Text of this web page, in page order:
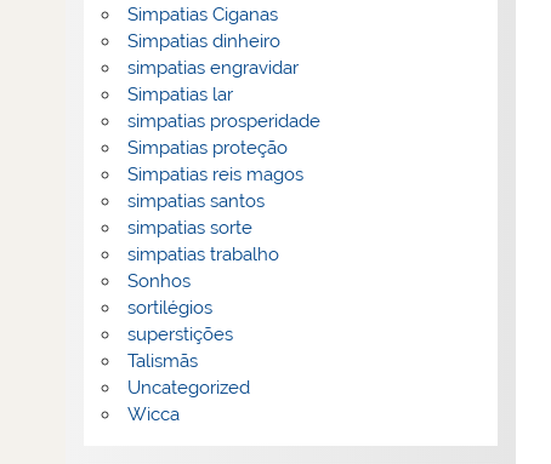
Simpatias Ciganas
Simpatias dinheiro
simpatias engravidar
Simpatias lar
simpatias prosperidade
Simpatias proteção
Simpatias reis magos
simpatias santos
simpatias sorte
simpatias trabalho
Sonhos
sortilégios
superstições
Talismãs
Uncategorized
Wicca